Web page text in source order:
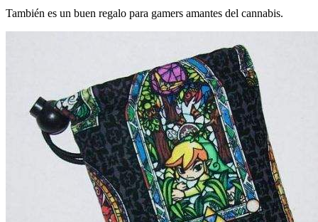
También es un buen regalo para gamers amantes del cannabis.